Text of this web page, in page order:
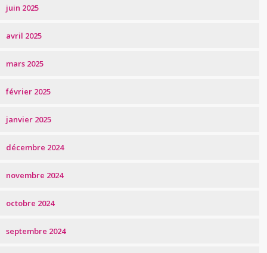
juin 2025
avril 2025
mars 2025
février 2025
janvier 2025
décembre 2024
novembre 2024
octobre 2024
septembre 2024